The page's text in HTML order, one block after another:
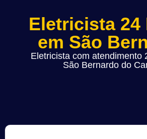
Eletricista 24
em São
Eletricista com atendimento
São Bernardo do